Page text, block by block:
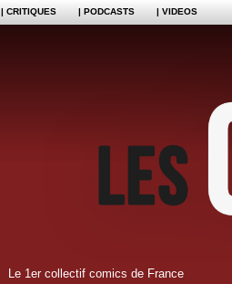
| CRITIQUES | PODCASTS | VIDEOS
Le 1er collectif comics de France